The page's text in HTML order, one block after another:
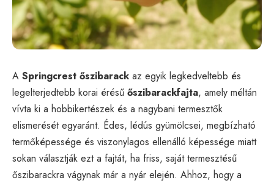
A Springcrest őszibarack az egyik legkedveltebb és
legelterjedtebb korai érésű őszibarackfajta, amely méltán
vívta ki a hobbikertészek és a nagybani termesztők
elismerését egyaránt. Édes, lédús gyümölcsei, megbízható
termőképessége és viszonylagos ellenálló képessége miatt
sokan választják ezt a fajtát, ha friss, saját termesztésű
őszibarackra vágynak már a nyár elején. Ahhoz, hogy a